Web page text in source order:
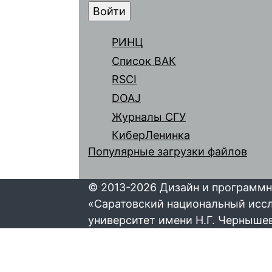
РИНЦ
Список ВАК
RSCI
DOAJ
Журналы СГУ
КиберЛенинка
Популярные загрузки файлов
© 2013-2026 Дизайн и
«Саратовский национальный
университет имени Н.Г.